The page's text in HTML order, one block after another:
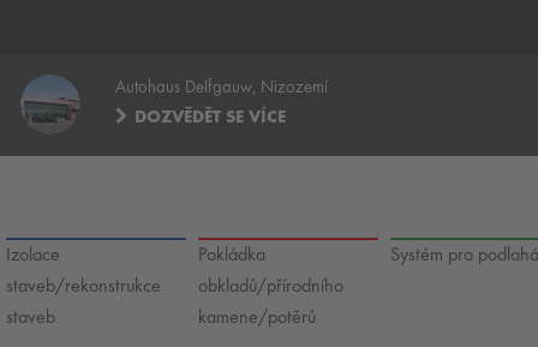
Autohaus Delfgauw, Nizozemí
DOZVĚDĚT SE VÍCE
Izolace
staveb/rekonstrukce
staveb
Pokládka
obkladů/přírodního
kamene/potěrů
Systém pro